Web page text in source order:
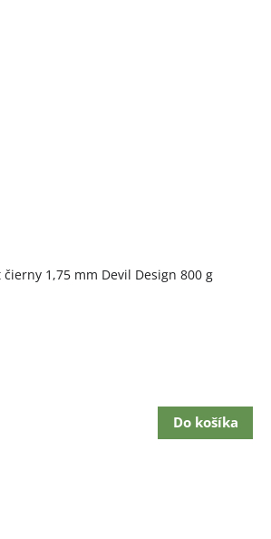
čierny 1,75 mm Devil Design 800 g
Do košíka